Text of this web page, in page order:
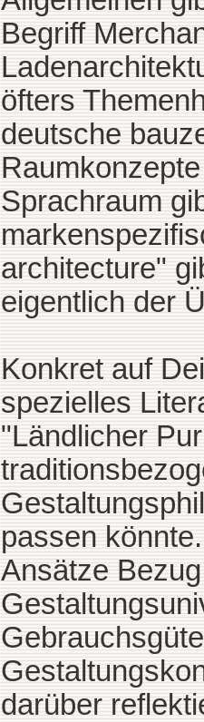
Begriff
öfters
deutsche
Sprachraum
architecture"
eigentlich der
Konkret auf
spezielles
"Ländlicher
passen
Ansätze
darüber